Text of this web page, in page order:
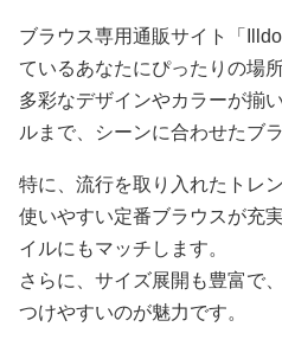
ブラウス専用通販サイト「
ているあなたにぴったりの場所
多彩なデザインやカラーが揃
ルまで、シーンに合わせたブ
特に、流行を取り入れたトレ
使いやすい定番ブラウスが充
イルにもマッチします。
さらに、サイズ展開も豊富で
つけやすいのが魅力です。